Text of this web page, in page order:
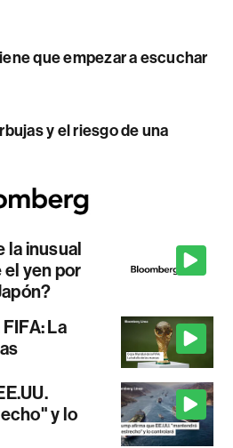
que empezar a escuchar
y el riesgo de una
la inusual
yen por
La
y lo